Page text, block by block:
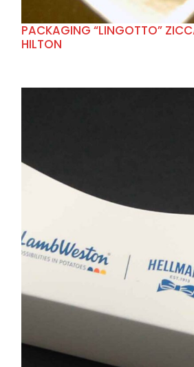
PACKAGING “LINGOTTO”
HILTON